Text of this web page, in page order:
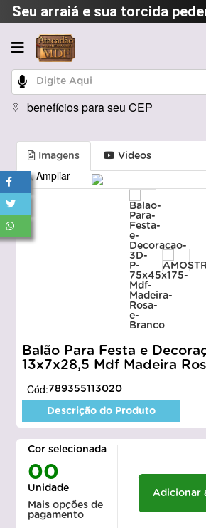
Seu arraiá e sua torcida
benefícios para seu CEP
Imagens Videos
Ampliar
Balão Para Festa e
13x7x28,5 Mdf Madeira
Cód:789355113020
Descrição do Produto
Cor selecionada
00
Unidade
Mais opções de
pagamento
Adicionar